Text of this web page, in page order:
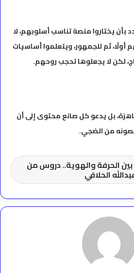
بأن يختاروا منصة تناسب أسلوبهم، لا
ثم للجمهور، ويتعلموا أساسيات
لكن لا يجعلوها تحجب روحهم.
بل يدعو كل صانع محتوى إلى أن
من الضجي.
الحرفة والهوية.. دروس من
الحلافي